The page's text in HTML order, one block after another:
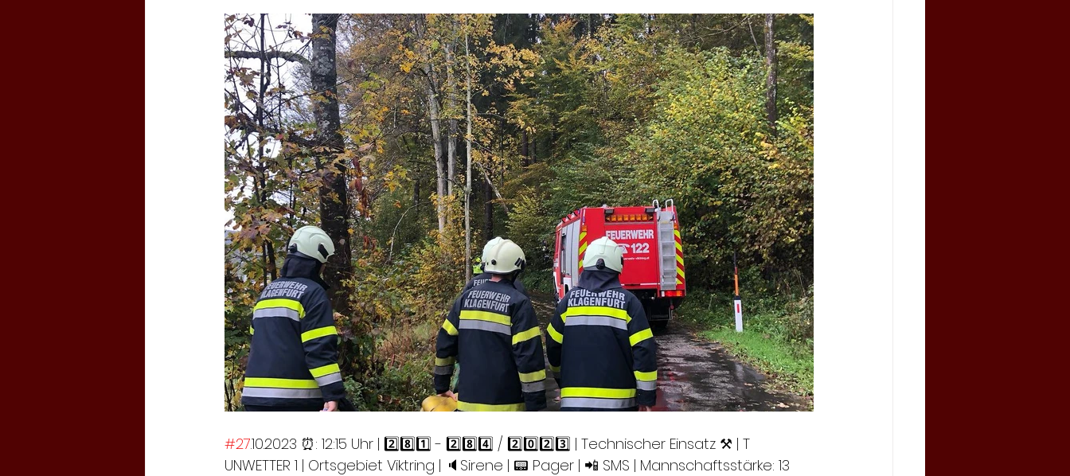
#27.10.2023 ⏰: 12:15 Uhr | 2️⃣8️⃣1️⃣ - 2️⃣8️⃣4️⃣ / 2️⃣0️⃣2️⃣3️⃣ | Technischer Einsatz ⚒ | T
UNWETTER 1 | Ortsgebiet Viktring | 🔈Sirene | 📟 Pager | 📲 SMS | Mannschaftsstärke: 13